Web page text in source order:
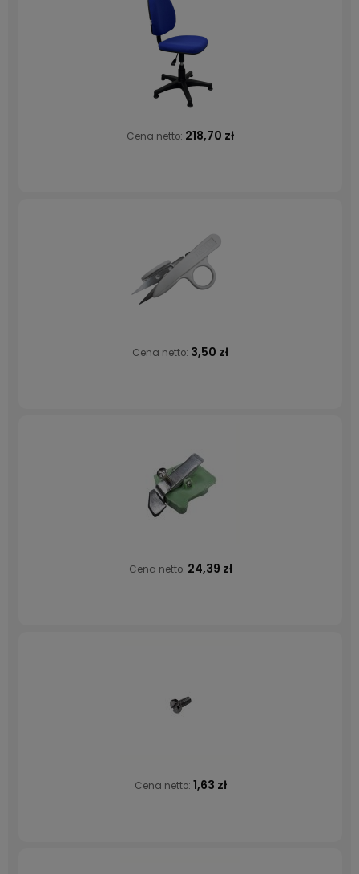
Cena netto: 218,70 zł
Cena netto: 3,50 zł
Cena netto: 24,39 zł
Cena netto: 1,63 zł